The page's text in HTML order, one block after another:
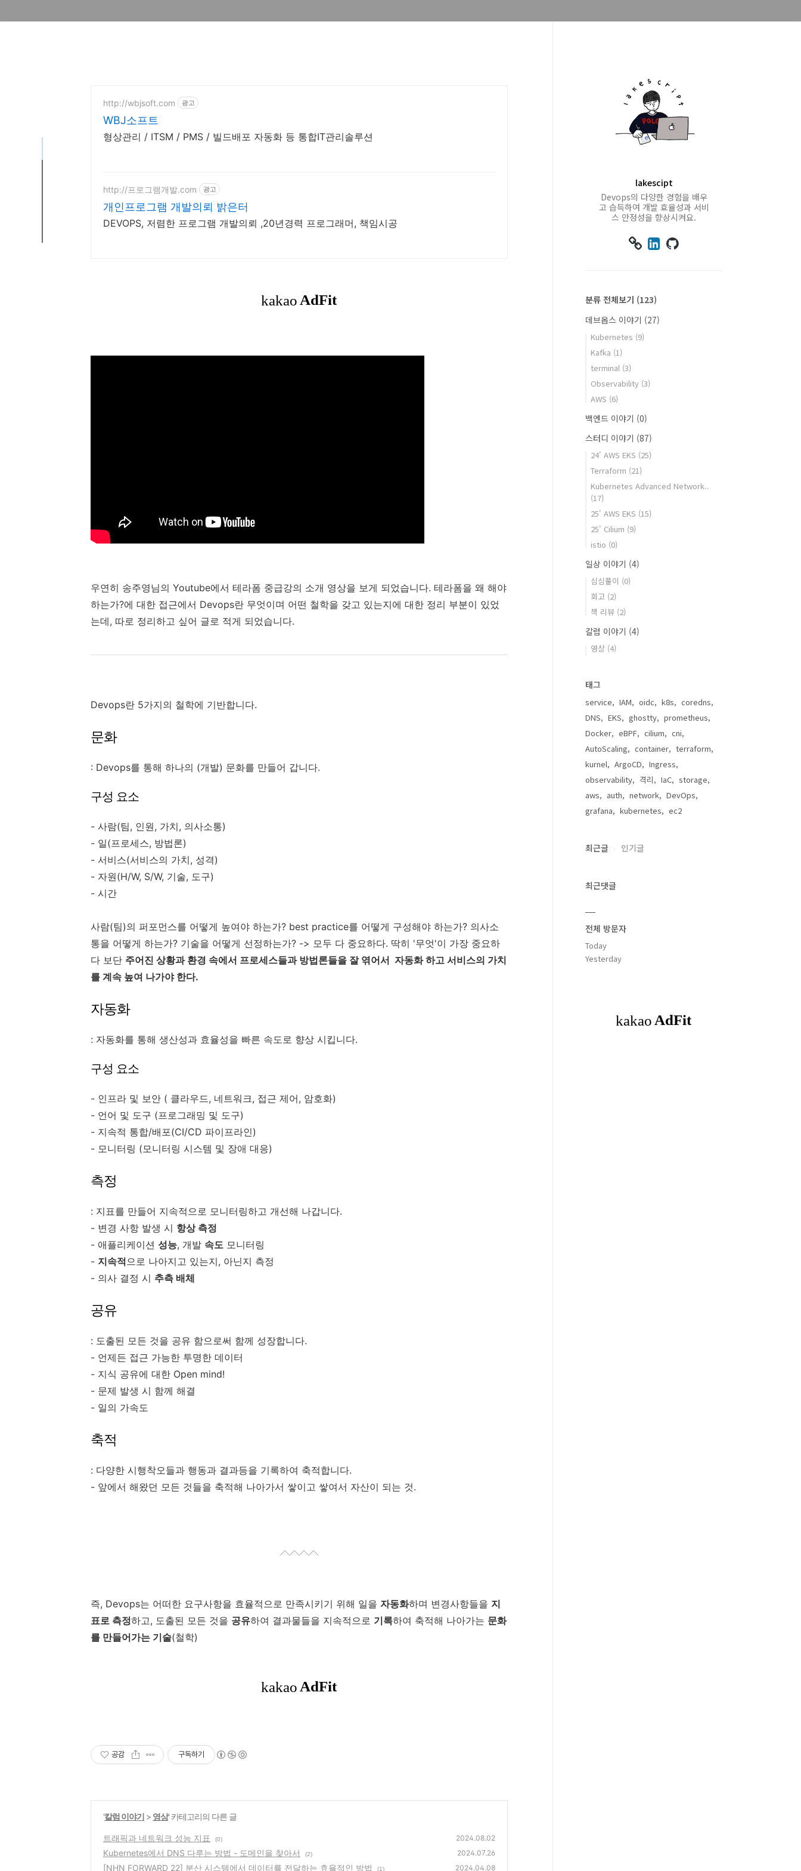
http://wbjsoft.com 광고
WBJ소프트
형상관리 / ITSM / PMS / 빌드배포 자동화 등 통합IT관리솔루션
http://프로그램개발.com 광고
개인프로그램 개발의뢰 밝은터
DEVOPS, 저렴한 프로그램 개발의뢰 ,20년경력 프로그래머, 책임시공
우연히 송주영님의 Youtube에서 테라폼 중급강의 소개 영상을 보게 되었습니다. 테라폼을 왜 해야
하는가?에 대한 접근에서 Devops란 무엇이며 어떤 철학을 갖고 있는지에 대한 정리 부분이 있었
는데, 따로 정리하고 싶어 글로 적게 되었습니다.
Devops란 5가지의 철학에 기반합니다.
문화
: Devops를 통해 하나의 (개발) 문화를 만들어 갑니다.
구성 요소
- 사람(팀, 인원, 가치, 의사소통)
- 일(프로세스, 방법론)
- 서비스(서비스의 가치, 성격)
- 자원(H/W, S/W, 기술, 도구)
- 시간
사람(팀)의 퍼포먼스를 어떻게 높여야 하는가? best practice를 어떻게 구성해야 하는가? 의사소
통을 어떻게 하는가? 기술을 어떻게 선정하는가? -> 모두 다 중요하다. 딱히 '무엇'이 가장 중요하
다 보단 주어진 상황과 환경 속에서 프로세스들과 방법론들을 잘 엮어서 자동화 하고 서비스의 가치
를 계속 높여 나가야 한다.
자동화
: 자동화를 통해 생산성과 효율성을 빠른 속도로 향상 시킵니다.
구성 요소
- 인프라 및 보안 ( 클라우드, 네트워크, 접근 제어, 암호화)
- 언어 및 도구 (프로그래밍 및 도구)
- 지속적 통합/배포(CI/CD 파이프라인)
- 모니터링 (모니터링 시스템 및 장애 대응)
측정
: 지표를 만들어 지속적으로 모니터링하고 개선해 나갑니다.
- 변경 사항 발생 시 항상 측정
- 애플리케이션 성능, 개발 속도 모니터링
- 지속적으로 나아지고 있는지, 아닌지 측정
- 의사 결정 시 추측 배체
공유
: 도출된 모든 것을 공유 함으로써 함께 성장합니다.
- 언제든 접근 가능한 투명한 데이터
- 지식 공유에 대한 Open mind!
- 문제 발생 시 함께 해결
- 일의 가속도
축적
: 다양한 시행착오들과 행동과 결과등을 기록하여 축적합니다.
- 앞에서 해왔던 모든 것들을 축적해 나아가서 쌓이고 쌓여서 자산이 되는 것.
즉, Devops는 어떠한 요구사항을 효율적으로 만족시키기 위해 일을 자동화하며 변경사항들을 지
표로 측정하고, 도출된 모든 것을 공유하여 결과물들을 지속적으로 기록하여 축적해 나아가는 문화
를 만들어가는 기술(철학)
공감 구독하기
'칼럼 이야기 > 영상' 카테고리의 다른 글
트래픽과 네트워크 성능 지표 (0) 2024.08.02
Kubernetes에서 DNS 다루는 방법 - 도메인을 찾아서 (2) 2024.07.26
[NHN FORWARD 22] 분산 시스템에서 데이터를 전달하는 효율적인 방법 (1) 2024.04.08
lakescipt
Devops의 다양한 경험을 배우
고 습득하여 개발 효율성과 서비
스 안정성을 향상시켜요.
  
분류 전체보기 (123)
데브옵스 이야기 (27)
Kubernetes (9)
Kafka (1)
terminal (3)
Observability (3)
AWS (6)
백엔드 이야기 (0)
스터디 이야기 (87)
24' AWS EKS (25)
Terraform (21)
Kubernetes Advanced Network..
(17)
25' AWS EKS (15)
25' Cilium (9)
istio (0)
일상 이야기 (4)
심심풀이 (0)
회고 (2)
책 리뷰 (2)
칼럼 이야기 (4)
영상 (4)
태그
service IAM oidc k8s
coredns
DNS
EKS ghostty
prometheus
Docker
eBPF cilium
cni
AutoScaling
container
terraform
kurnel
ArgoCD
Ingress
observability
격리 IaC
storage
aws
auth network
DevOps
grafana
kubernetes ec2
최근글 인기글
최근댓글
전체 방문자
Today
Yesterday